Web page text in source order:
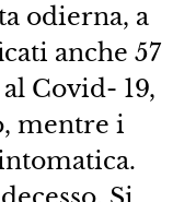
odierna, a
anche 57
Covid- 19,
mentre i